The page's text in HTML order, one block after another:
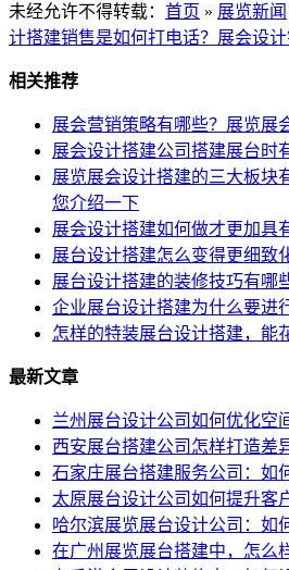
未经允许不得转载： 首页 » 展览新闻
计搭建销售是如何打电话？展会设
相关推荐
展会营销策略有哪些？展览展
展会设计搭建公司搭建展台时
展览展会设计搭建的三大板块
您介绍一下
展会设计搭建如何做才更加具
展台设计搭建怎么变得更细致
展台设计搭建的装修技巧有哪
企业展台设计搭建为什么要进
怎样的特装展台设计搭建，能
最新文章
兰州展台设计公司如何优化空
西安展台搭建公司怎样打造差
石家庄展台搭建服务公司：如
太原展台设计公司如何提升客
哈尔滨展览展台设计公司：如
在广州展览展台搭建中，怎么